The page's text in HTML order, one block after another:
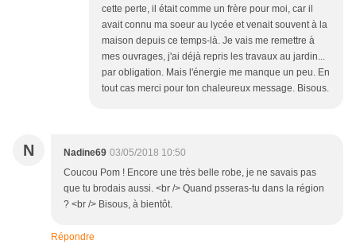
cette perte, il était comme un frère pour moi, car il
avait connu ma soeur au lycée et venait souvent à la
maison depuis ce temps-là. Je vais me remettre à
mes ouvrages, j'ai déjà repris les travaux au jardin...
par obligation. Mais l'énergie me manque un peu. En
tout cas merci pour ton chaleureux message. Bisous.
N Nadine69 03/05/2018 10:50
Coucou Pom ! Encore une très belle robe, je ne savais pas
que tu brodais aussi. <br /> Quand psseras-tu dans la région
? <br /> Bisous, à bientôt.
Répondre